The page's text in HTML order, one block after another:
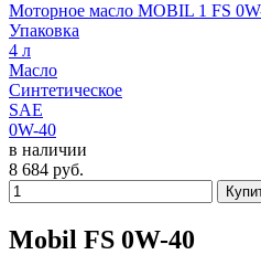
Моторное масло MOBIL 1 FS
Упаковка
4 л
Масло
Синтетическое
SAE
0W-40
в наличии
8 684 руб.
Mobil FS 0W-40